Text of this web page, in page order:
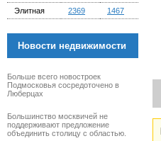
Элитная
2369 1467
Новости недвижимости
Больше всего новостроек
Подмосковья сосредоточено в
Люберцах
Большинство москвичей не
поддерживают предложение
объединить столицу с областью.